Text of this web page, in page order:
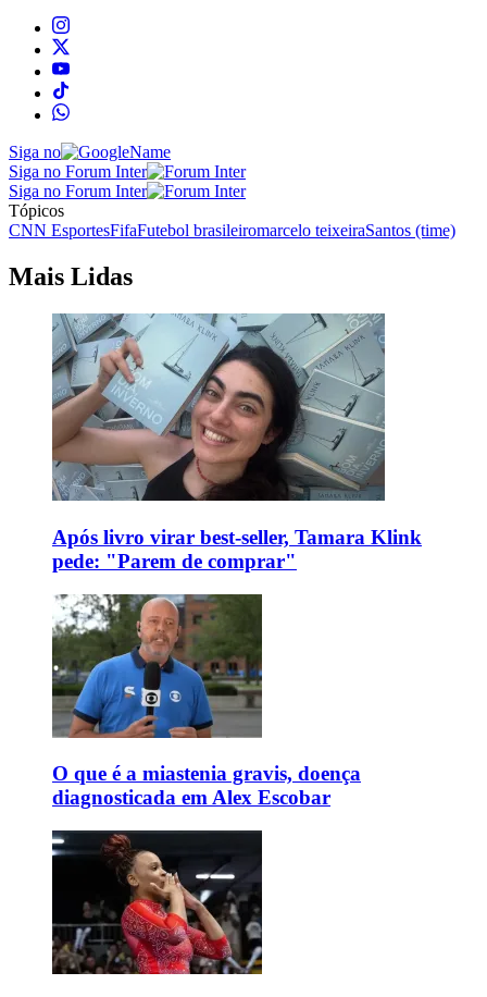
Siga no
Siga no Forum Inter
Siga no Forum Inter
Tópicos
CNN EsportesFifaFutebol brasileiromarcelo teixeiraSantos (time)
Mais Lidas
Após livro virar best-seller, Tamara Klink
pede: "Parem de comprar"
O que é a miastenia gravis, doença
diagnosticada em Alex Escobar